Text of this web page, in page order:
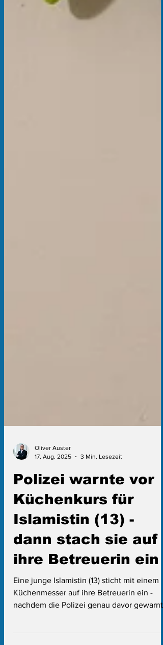
17. Aug. 2025
3 Min. Lesezeit
Polizei warnte vor
Küchenkurs für
Islamistin (13) -
dann stach sie auf
ihre Betreuerin ein
Eine junge Islamistin (13) sticht mit einem
Küchenmesser auf ihre Betreuerin ein -